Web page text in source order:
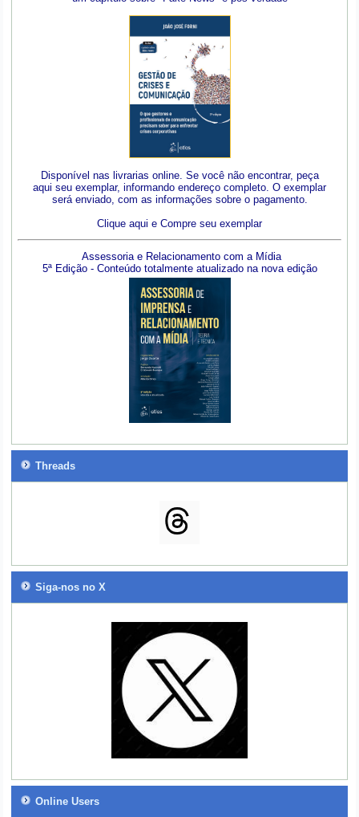
Disponível nas livrarias online. Se você não encontrar, peça
aqui seu exemplar, informando endereço completo. O exemplar
será enviado, com as informações sobre o pagamento.
Clique aqui e Compre seu exemplar
Assessoria e Relacionamento com a Mídia
5ª Edição - Conteúdo totalmente atualizado na nova edição
Threads
Siga-nos no X
Online Users